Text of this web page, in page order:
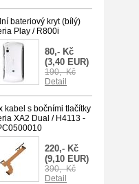
bateriový kryt (bílý)
Play / R800i
80,- Kč
(3,40 EUR)
190,- Kč
Detail
kabel s bočními tlačítky
XA2 Dual / H4113 -
220,- Kč
(9,10 EUR)
390,- Kč
Detail